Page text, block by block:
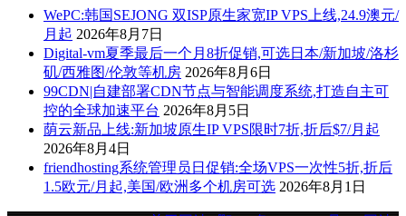
WePC:韩国SEJONG 双ISP原生家宽IP VPS上线,24.9澳元/
月起 2026年8月7日
Digital-vm夏季最后一个月8折促销,可选日本/新加坡/洛杉
矶/西雅图/伦敦等机房 2026年8月6日
99CDN|自建部署CDN节点与智能调度系统,打造自主可
控的全球加速平台 2026年8月5日
荫云新品上线:新加坡原生IP VPS限时7折,折后$7/月起
2026年8月4日
friendhosting系统管理员日促销:全场VPS一次性5折,折后
1.5欧元/月起,美国/欧洲多个机房可选 2026年8月1日